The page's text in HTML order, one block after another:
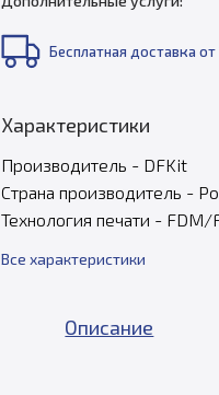
Бесплатная доставка от
Характеристики
Производитель - DFKit
Страна производитель -
Технология печати - FDM/
Все характеристики
Описание